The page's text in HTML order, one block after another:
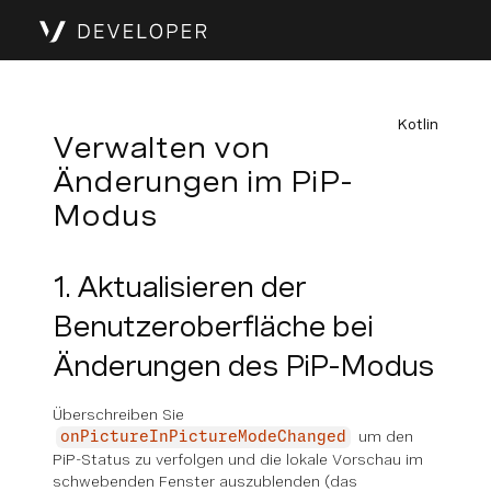
Kotlin
Verwalten von
Änderungen im PiP-
Modus
1. Aktualisieren der
Benutzeroberfläche bei
Änderungen des PiP-Modus
Überschreiben Sie
onPictureInPictureModeChanged
um den
PiP-Status zu verfolgen und die lokale Vorschau im
schwebenden Fenster auszublenden (das